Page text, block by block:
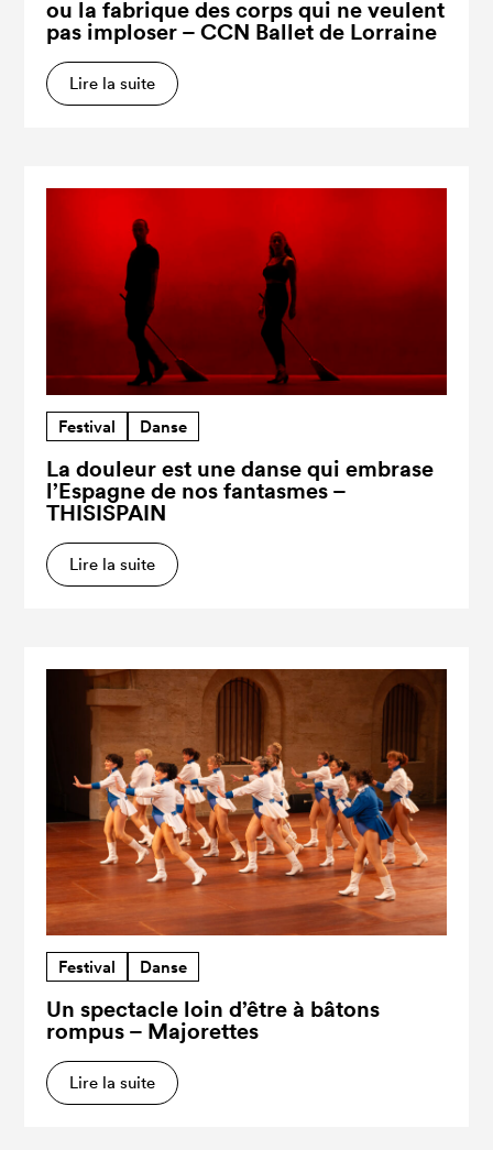
ou la fabrique des corps qui ne veulent
pas imploser – CCN Ballet de Lorraine
Lire la suite
Festival Danse
La douleur est une danse qui embrase
l’Espagne de nos fantasmes –
THISISPAIN
Lire la suite
Festival Danse
Un spectacle loin d’être à bâtons
rompus – Majorettes
Lire la suite